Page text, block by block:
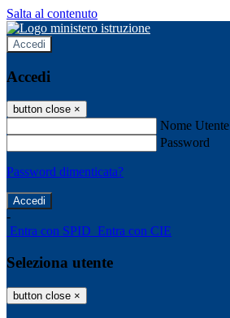
Salta al contenuto
Accedi
Accedi
button close ×
Nome Utente
Password
Password dimenticata?
-
Entra con SPID Entra con CIE
Seleziona utente
button close ×